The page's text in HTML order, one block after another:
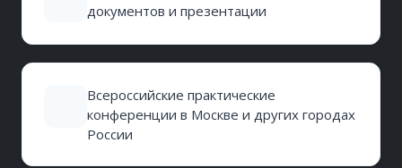
документов и презентации
Всероссийские практические
конференции в Москве и других городах
России